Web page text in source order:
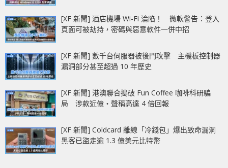
[XF 新聞] 酒店機場 Wi-Fi 淪陷！ 微軟警告：登入
頁面可被劫持，密碼與惡意軟件一併中招
[XF 新聞] 數千台伺服器被後門攻擊 主機板控制器
漏洞部分甚至超過 10 年歷史
[XF 新聞] 港澳聯合搗破 Fun Coffee 咖啡科研騙
局 涉款近億‧聲稱高達 4 倍回報
[XF 新聞] Coldcard 離線「冷錢包」爆出致命漏洞
黑客已盜走逾 1.3 億美元比特幣